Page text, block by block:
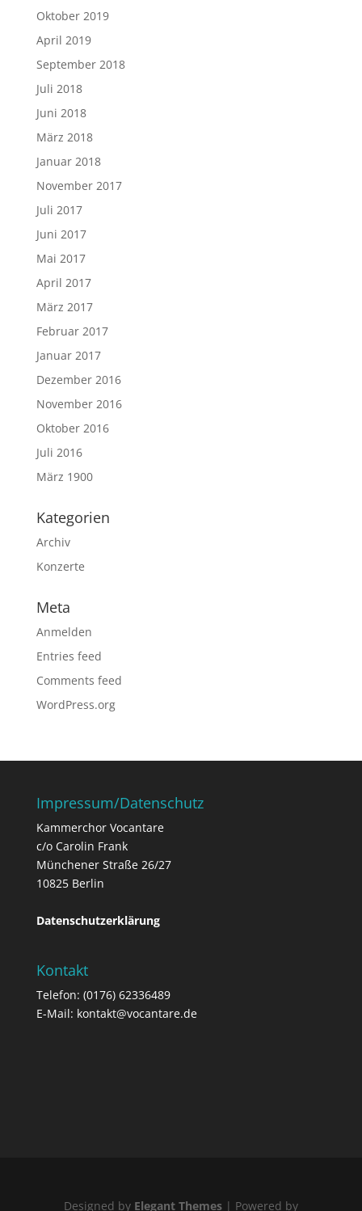
Oktober 2019
April 2019
September 2018
Juli 2018
Juni 2018
März 2018
Januar 2018
November 2017
Juli 2017
Juni 2017
Mai 2017
April 2017
März 2017
Februar 2017
Januar 2017
Dezember 2016
November 2016
Oktober 2016
Juli 2016
März 1900
Kategorien
Archiv
Konzerte
Meta
Anmelden
Entries feed
Comments feed
WordPress.org
Impressum/Datenschutz
Kammerchor Vocantare
c/o Carolin Frank
Münchener Straße 26/27
10825 Berlin
Datenschutzerklärung
Kontakt
Telefon: (0176) 62336489
E-Mail: kontakt@vocantare.de
Designed by Elegant Themes| Powered by